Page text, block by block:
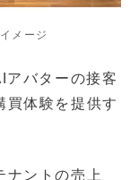
メージ
アバターの接客
買体験を提供す
ナントの売上